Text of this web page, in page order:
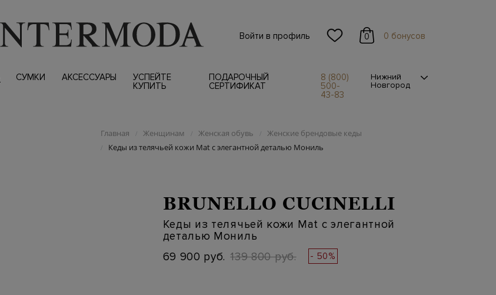
Войти в профиль 0 0 бонусов
СУМКИ АКСЕССУАРЫ
УСПЕЙТЕ
КУПИТЬ
ПОДАРОЧНЫЙ
СЕРТИФИКАТ
8 (800)
500-
43-83
Нижний
Новгород
Главная / Женщинам / Женская обувь / Женские брендовые кеды
/ Кеды из телячьей кожи Mat с элегантной деталью Мониль
BRUNELLO CUCINELLI
Кеды из телячьей кожи Mat с элегантной
деталью Мониль
69 900 руб. 139 800 руб. - 50%